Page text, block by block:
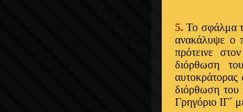
5. Το σφάλμα
ανακάλυψε ο
πρότεινε
διόρθωση
διόρθωση του
Γρηγόριο ΙΓ΄